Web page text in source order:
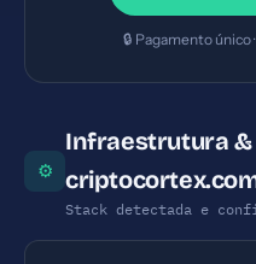
🔒 Pagamento único
⚙
Infraestrutura &
Stack detectada e